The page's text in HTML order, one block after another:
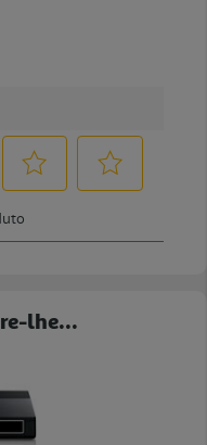
lhe...